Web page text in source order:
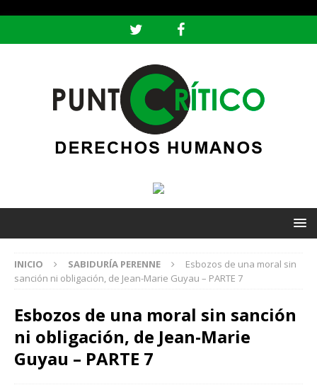
INICIO SABIDURÍA PERENNE
Esbozos de una moral sin
sanción ni obligación, de Jean-Marie Guyau – PARTE 7
Esbozos de una moral sin sanción
ni obligación, de Jean-Marie
Guyau – PARTE 7